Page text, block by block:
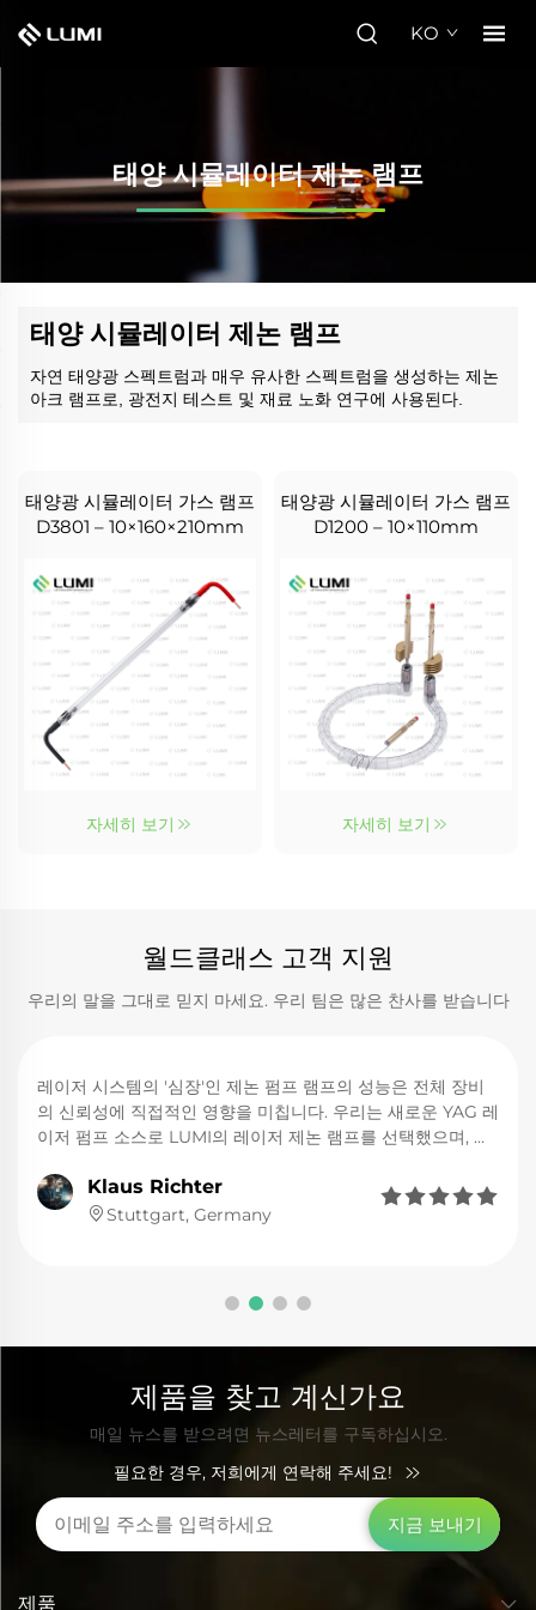
KO
태양 시뮬레이터 제논 램프
태양 시뮬레이터 제논 램프
자연 태양광 스펙트럼과 매우 유사한 스펙트럼을 생성하는 제논
아크 램프로, 광전지 테스트 및 재료 노화 연구에 사용된다.
태양광 시뮬레이터 가스 램프
D3801 – 10×160×210mm
자세히 보기
태양광 시뮬레이터 가스 램프
D1200 – 10×110mm
자세히 보기
월드클래스 고객 지원
우리의 말을 그대로 믿지 마세요. 우리 팀은 많은 찬사를 받습니다
레이저 시스템의 '심장'인 제논 펌프 램프의 성능은 전체 장비
의 신뢰성에 직접적인 영향을 미칩니다. 우리는 새로운 YAG 레
이저 펌프 소스로 LUMI의 레이저 제논 램프를 선택했으며, 이
이 높으며, 스펙트럼 에너지 출력이 우리 크리스탈 로드와 높은
수준으로 일치하고, 에너지 변환 효율도 뛰어납니다. 고출력,
보수 비용을 절감할 수 있습니다.
Klaus Richter
Stuttgart, Germany

제품을 찾고 계신가요
매일 뉴스를 받으려면 뉴스레터를 구독하십시오.
필요한 경우, 저희에게 연락해 주세요!
지금 보내기
제품